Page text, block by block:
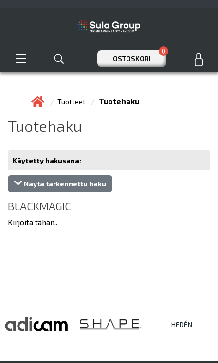
OSTOSKORI
0
Tuotteet Tuotehaku
Tuotehaku
Käytetty hakusana:
Näytä tarkennettu haku
BLACKMAGIC
Kirjoita tähän..
HEDÉN